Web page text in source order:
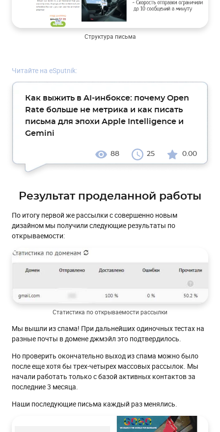
Структура письма
Читайте на eSputnik:
Как выжить в AI-инбоксе: почему Open
Rate больше не метрика и как писать
письма для эпохи Apple Intelligence и
Gemini
88 25 0.00
Результат проделанной работы
По итогу первой же рассылки с совершенно новым
дизайном мы получили следующие результаты по
открываемости:
Статистика по открываемости рассылки
Мы вышли из спама! При дальнейших одиночных тестах на
разные почты в домене джмэйл это подтвердилось.
Но проверить окончательно выход из спама можно было
после еще хотя бы трех-четырех массовых рассылок. Мы
начали работать только с базой активных контактов за
последние 3 месяца.
Наши последующие письма каждый раз менялись.